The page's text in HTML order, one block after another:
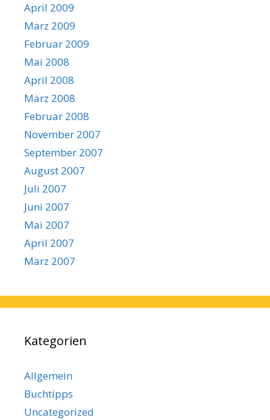
April 2009
März 2009
Februar 2009
Mai 2008
April 2008
März 2008
Februar 2008
November 2007
September 2007
August 2007
Juli 2007
Juni 2007
Mai 2007
April 2007
März 2007
Kategorien
Allgemein
Buchtipps
Uncategorized